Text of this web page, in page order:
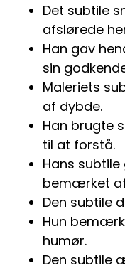
Det subtile
afslørede
Han gav
sin
Maleriets
af dybde.
Han brugte
til at forstå.
Hans
bemærket
Den subtile
Hun
humør.
Den subtile